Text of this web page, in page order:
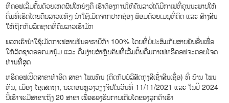
ທີຄອຟເລີ່ມຕົ້ນດ້ວຍເຫດຜົນໃຫຍ່ໆຄື ເຮົາຕ້ອງການໃຫ້ຄົນລາວໄດ້ມີກາເຟທີ່ຄຸນນະພາບໃຫ້
ດື່ມທີ່ເຮັດໂດຍຄົນລາວແທ້ໆ ນຳໃຊ້ເມັດຈາກປາກຊ່ອງ ພ້ອມດ້ວຍເມນູທີ່ຄິດ ແລະ ສ້າງສັນ
ໃຫ້ຖືກກັບລົດຊາດທີ່ຄົນລາວເຮົາມັກ
ພວກເຮົານຳໃຊ້ເມັດກາເຟສາຍພັນອາຣາບິກ້າ 100% ໂດຍທີ່ບໍ່ປະສົມກັບສາຍພັນອື່ນເພື່ອ
ໃຫ້ລົດຊາດອອກມານຸ້ມ ແລະ ດື່ມງ່າຍສຳຫຼັບຄົນທີ່ເລີ່ມຕົ້ນດື່ມກາເຟທຣີຄອຟຈະຕອບໂຈດ
ທ່ານທີ່ສຸດ
ທຣີຄອຟເປີດສາຂາທຳອິດ ສາຂາ ໂພນທັນ (ຕິດກັບບໍລິສັດກຸງສີເຊົ່າສິນເຊື່ອ) ທີ່ ບ້ານ ໂພນ
ທັນ, ເມືອງ ໄຊເສດຖາ, ນະຄອນຫຼວງວຽງຈັນໃນວັນທີ່ 11/11/2021 ແລະ ໃນປີ 2024
ນີ້ເຮົາຈະມີສາຂາເຖິງ 20 ສາຂາ ເພື່ອຮອງຮັບການເຕີບໂຕຂອງລູກຄ້າເຮົາ